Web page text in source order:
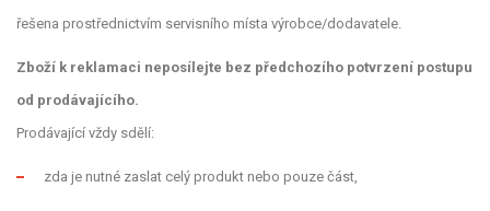
řešena prostřednictvím servisního místa výrobce/dodavatele.
Zboží k reklamaci neposílejte bez předchozího potvrzení postupu
od prodávajícího.
Prodávající vždy sdělí:
zda je nutné zaslat celý produkt nebo pouze část,